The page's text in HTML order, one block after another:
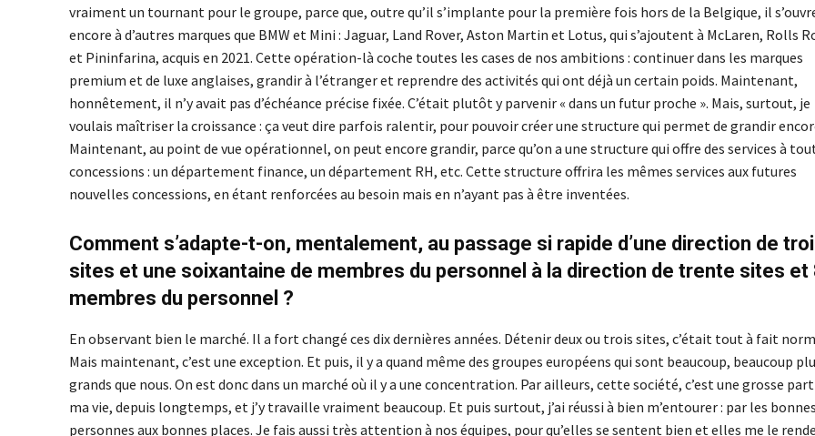
vraiment un tournant pour le groupe, parce que, outre qu’il s’implante pour la première fois hors de la Belgique, il
encore à d’autres marques que BMW et Mini : Jaguar, Land Rover, Aston Martin et Lotus, qui s’ajoutent à McLaren, Rolls
et Pininfarina, acquis en 2021. Cette opération-là coche toutes les cases de nos ambitions : continuer dans les marques
premium et de luxe anglaises, grandir à l’étranger et reprendre des activités qui ont déjà un certain poids. Maintenant,
honnêtement, il n’y avait pas d’échéance précise fixée. C’était plutôt y parvenir « dans un futur proche ». Mais, surtout, je
voulais maîtriser la croissance : ça veut dire parfois ralentir, pour pouvoir créer une structure qui permet de grandir
Maintenant, au point de vue opérationnel, on peut encore grandir, parce qu’on a une structure qui offre des services à
concessions : un département finance, un département RH, etc. Cette structure offrira les mêmes services aux futures
nouvelles concessions, en étant renforcées au besoin mais en n’ayant pas à être inventées.
Comment s’adapte-t-on, mentalement, au passage si rapide d’une direction de
sites et une soixantaine de membres du personnel à la direction de trente sites et
membres du personnel ?
En observant bien le marché. Il a fort changé ces dix dernières années. Détenir deux ou trois sites, c’était tout à fait
Mais maintenant, c’est une exception. Et puis, il y a quand même des groupes européens qui sont beaucoup, beaucoup
grands que nous. On est donc dans un marché où il y a une concentration. Par ailleurs, cette société, c’est une grosse
ma vie, depuis longtemps, et j’y travaille vraiment beaucoup. Et puis surtout, j’ai réussi à bien m’entourer : par les bonnes
personnes aux bonnes places. Je fais aussi très attention à nos équipes, pour qu’elles se sentent bien et elles me le